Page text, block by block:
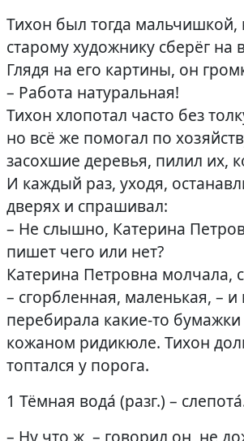
Тихон был тогда мальчишкой,
старому художнику сберёг на
Глядя на его картины, он
– Работа натуральная!
Тихон хлопотал часто без
но всё же помогал по
засохшие деревья, пилил их,
И каждый раз, уходя,
дверях и спрашивал:
– Не слышно, Катерина
пишет чего или нет?
Катерина Петровна молчала,
– сгорбленная, маленькая, – и
перебирала какие-то
кожаном ридикюле. Тихон
топтался у порога.
1 Тёмная вода́ (разг.) –
– Ну что ж, – говорил он, не